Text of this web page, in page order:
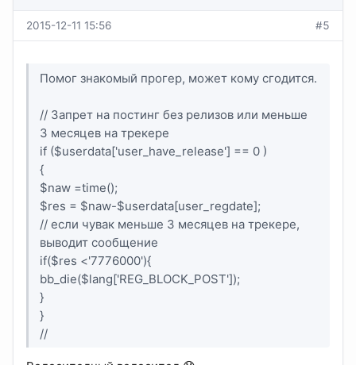
2015-12-11 15:56 #5
Помог знакомый прогер, может кому сгодится.
// Запрет на постинг без релизов или меньше
3 месяцев на трекере
if ($userdata['user_have_release'] == 0 )
{
$naw =time();
$res = $naw-$userdata[user_regdate];
// если чувак меньше 3 месяцев на трекере,
выводит сообщение
if($res <'7776000'){
bb_die($lang['REG_BLOCK_POST']);
}
}
//